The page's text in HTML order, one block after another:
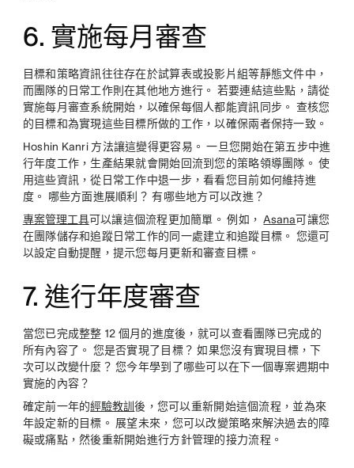
6. 實施每月審查
目標和策略資訊往往存在於試算表或投影片組等靜態文件中，
而團隊的日常工作則在其他地方進行。 若要連結這些點，請從
實施每月審查系統開始，以確保每個人都能資訊同步。 查核您
的目標和為實現這些目標所做的工作，以確保兩者保持一致。
Hoshin Kanri 方法讓這變得更容易。 一旦您開始在第五步中進
行年度工作，生產結果就會開始回流到您的策略領導團隊。 使
用這些資訊，從日常工作中退一步，看看您目前如何維持進
度。 哪些方面進展順利？ 有哪些地方可以改進？
專案管理工具可以讓這個流程更加簡單。 例如，Asana可讓您
在團隊儲存和追蹤日常工作的同一處建立和追蹤目標。 您還可
以設定自動提醒，提示您每月更新和審查目標。
7. 進行年度審查
當您已完成整整 12 個月的進度後，就可以查看團隊已完成的
所有內容了。 您是否實現了目標？ 如果您沒有實現目標，下
次可以改變什麼？ 您今年學到了哪些可以在下一個專案週期中
實施的內容？
確定前一年的經驗教訓後，您可以重新開始這個流程，並為來
年設定新的目標。 展望未來，您可以改變策略來解決過去的障
礙或痛點，然後重新開始進行方針管理的接力流程。